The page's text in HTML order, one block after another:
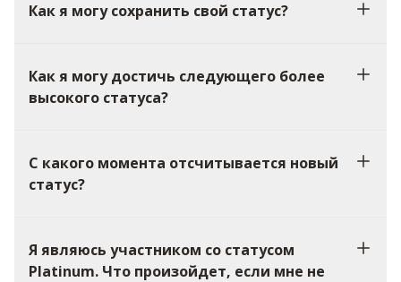
Как я могу сохранить свой статус?
Как я могу достичь следующего более
высокого статуса?
С какого момента отсчитывается новый
статус?
Я являюсь участником со статусом
Platinum. Что произойдет, если мне не